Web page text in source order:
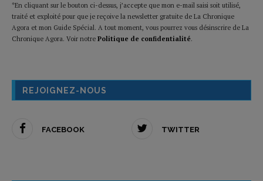
*En cliquant sur le bouton ci-dessus, j’accepte que mon e-mail saisi soit utilisé,
traité et exploité pour que je reçoive la newsletter gratuite de La Chronique
Agora et mon Guide Spécial. A tout moment, vous pourrez vous désinscrire de La
Chronique Agora. Voir notre Politique de confidentialité.
REJOIGNEZ-NOUS
FACEBOOK TWITTER